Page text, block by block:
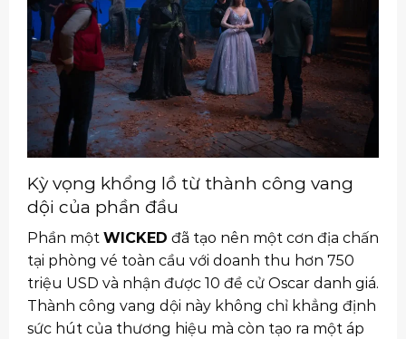
Kỳ vọng khổng lồ từ thành công vang
dội của phần đầu
Phần một WICKED đã tạo nên một cơn địa chấn
tại phòng vé toàn cầu với doanh thu hơn 750
triệu USD và nhận được 10 đề cử Oscar danh giá.
Thành công vang dội này không chỉ khẳng định
sức hút của thương hiệu mà còn tạo ra một áp